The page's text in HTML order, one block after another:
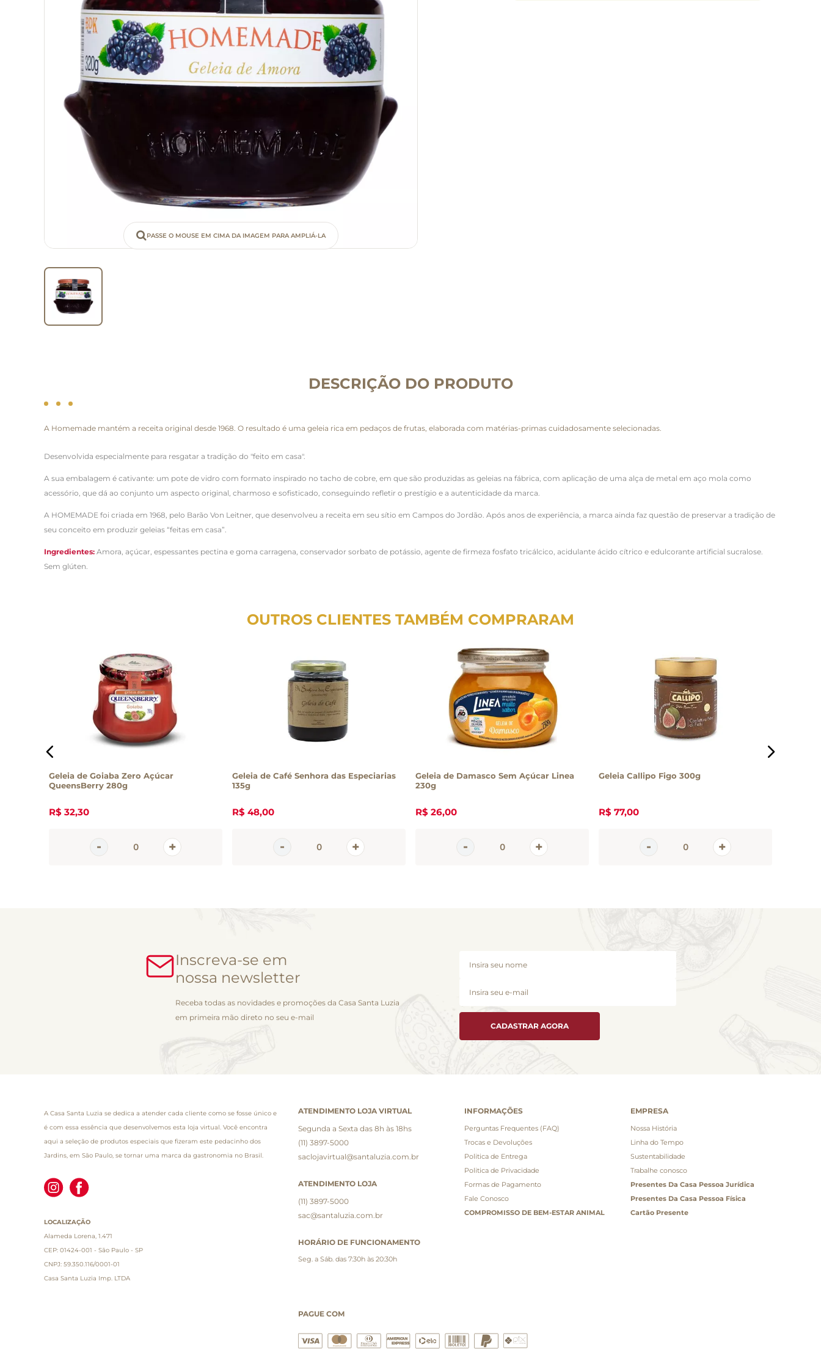
PASSE O MOUSE EM CIMA DA IMAGEM PARA AMPLIÁ-LA
DESCRIÇÃO DO PRODUTO
A Homemade mantém a receita original desde 1968. O resultado é uma geleia rica em pedaços de frutas, elaborada com matérias-primas cuidadosamente selecionadas.
Desenvolvida especialmente para resgatar a tradição do "feito em casa".
A sua embalagem é cativante: um pote de vidro com formato inspirado no tacho de cobre, em que são produzidas as geleias na fábrica, com aplicação de uma alça de metal em aço mola como
acessório, que dá ao conjunto um aspecto original, charmoso e sofisticado, conseguindo refletir o prestígio e a autenticidade da marca.
A HOMEMADE foi criada em 1968, pelo Barão Von Leitner, que desenvolveu a receita em seu sítio em Campos do Jordão. Após anos de experiência, a marca ainda faz questão de preservar a tradição de
seu conceito em produzir geleias “feitas em casa”.
Ingredientes: Amora, açúcar, espessantes pectina e goma carragena, conservador sorbato de potássio, agente de firmeza fosfato tricálcico, acidulante ácido cítrico e edulcorante artificial sucralose.
Sem glúten.
OUTROS CLIENTES TAMBÉM COMPRARAM
Geleia de Goiaba Zero Açúcar
QueensBerry 280g
R$ 32,30
Geleia de Café Senhora das Especiarias
135g
R$ 48,00
Geleia de Damasco Sem Açúcar Linea
230g
R$ 26,00
Geleia Callipo Figo 300g
R$ 77,00
Inscreva-se em
nossa newsletter
Receba todas as novidades e promoções da Casa Santa Luzia
em primeira mão direto no seu e-mail
CADASTRAR AGORA
A Casa Santa Luzia se dedica a atender cada cliente como se fosse único e
é com essa essência que desenvolvemos esta loja virtual. Você encontra
aqui a seleção de produtos especiais que fizeram este pedacinho dos
Jardins, em São Paulo, se tornar uma marca da gastronomia no Brasil.
LOCALIZAÇÃO
Alameda Lorena, 1.471
CEP: 01424-001 - São Paulo - SP
CNPJ: 59.350.116/0001-01
Casa Santa Luzia Imp. LTDA
ATENDIMENTO LOJA VIRTUAL
Segunda a Sexta das 8h às 18hs
(11) 3897-5000
saclojavirtual@santaluzia.com.br
ATENDIMENTO LOJA
(11) 3897-5000
sac@santaluzia.com.br
HORÁRIO DE FUNCIONAMENTO
Seg. a Sáb. das 7:30h às 20:30h
INFORMAÇÕES
Perguntas Frequentes (FAQ)
Trocas e Devoluções
Politica de Entrega
Politica de Privacidade
Formas de Pagamento
Fale Conosco
COMPROMISSO DE BEM-ESTAR ANIMAL
EMPRESA
Nossa História
Linha do Tempo
Sustentabilidade
Trabalhe conosco
Presentes Da Casa Pessoa Jurídica
Presentes Da Casa Pessoa Física
Cartão Presente
PAGUE COM